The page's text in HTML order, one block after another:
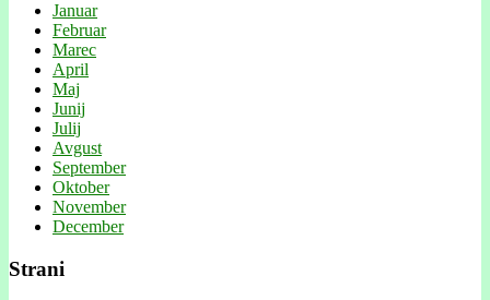
Januar
Februar
Marec
April
Maj
Junij
Julij
Avgust
September
Oktober
November
December
Strani